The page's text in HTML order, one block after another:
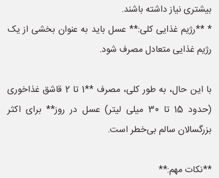
بیشتری نیاز داشته باشند.
* **رژیم غذایی کلی:** عسل باید به عنوان بخشی از یک
رژیم غذایی متعادل مصرف شود.
با این حال، به طور کلی، مصرف **1 تا 2 قاشق غذاخوری
(حدود 15 تا 30 میلی لیتر) عسل در روز** برای اکثر
بزرگسالان سالم بی‌خطر است.
**نکات مهم:**